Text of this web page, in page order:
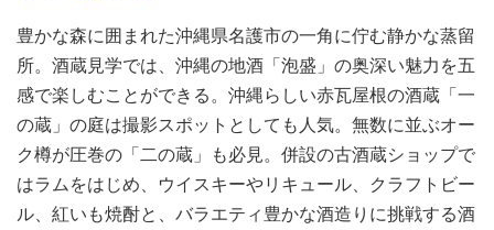
豊かな森に囲まれた沖縄県名護市の一角に佇む静かな蒸留
所。酒蔵見学では、沖縄の地酒「泡盛」の奥深い魅力を五
感で楽しむことができる。沖縄らしい赤瓦屋根の酒蔵「一
の蔵」の庭は撮影スポットとしても人気。無数に並ぶオー
ク樽が圧巻の「二の蔵」も必見。併設の古酒蔵ショップで
はラムをはじめ、ウイスキーやリキュール、クラフトビー
ル、紅いも焼酎と、バラエティ豊かな酒造りに挑戦する酒